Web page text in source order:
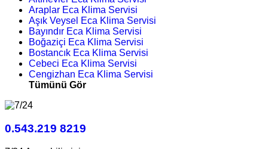
Araplar Eca Klima Servisi
Aşık Veysel Eca Klima Servisi
Bayındır Eca Klima Servisi
Boğaziçi Eca Klima Servisi
Bostancık Eca Klima Servisi
Cebeci Eca Klima Servisi
Cengizhan Eca Klima Servisi
Tümünü Gör
0.543.219 8219